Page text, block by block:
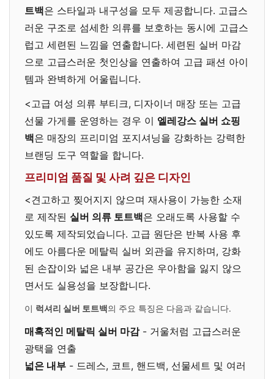
트백은 스타일과 내구성을 모두 제공합니다. 고급스
러운 구조로 섬세한 의류를 보호하는 동시에 고급스
럽고 세련된 느낌을 연출합니다. 세련된 실버 마감
으로 고급스러운 첫인상을 연출하여 고급 패션 아이
템과 완벽하게 어울립니다.
<고급 여성 의류 부티크, 디자이너 매장 또는 고급
선물 가게를 운영하는 경우 이 엘레강스 실버 쇼핑
백은 매장의 프리미엄 포지셔닝을 강화하는 강력한
브랜딩 도구 역할을 합니다.
프리미엄 품질 및 사려 깊은 디자인
<견고하고 찢어지지 않으며 재사용이 가능한 소재
로 제작된 실버 의류 토트백은 오래도록 사용할 수
있도록 제작되었습니다. 고급 원단은 반복 사용 후
에도 아름다운 메탈릭 실버 외관을 유지하며, 강화
된 손잡이와 넓은 내부 공간은 우아함을 잃지 않으
면서도 실용성을 보장합니다.
이 럭셔리 실버 토트백의 주요 특징은 다음과 같습니다.
매혹적인 메탈릭 실버 마감- 거울처럼 고급스러운
광택을 연출
넓은 내부 - 드레스, 코트, 핸드백, 선물세트 및 여러